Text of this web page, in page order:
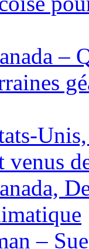
–
–